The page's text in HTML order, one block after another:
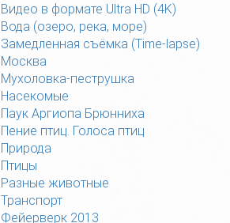
Видео в формате Ultra HD (4K)
Вода (озеро, река, море)
Замедленная съёмка (Time-lapse)
Москва
Мухоловка-пеструшка
Насекомые
Паук Аргиопа Брюнниха
Пение птиц. Голоса птиц
Природа
Птицы
Разные животные
Транспорт
Фейерверк 2013